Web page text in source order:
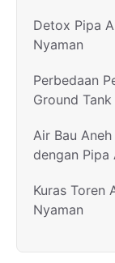
Detox Pipa
Nyaman
Perbedaan
Ground Tank
Air Bau
dengan Pipa
Kuras Toren
Nyaman